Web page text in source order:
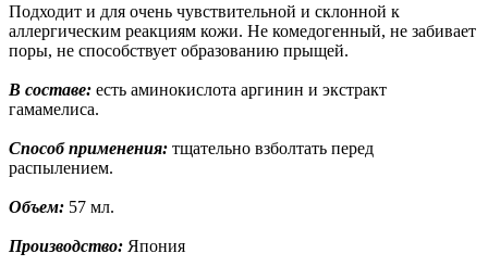
Подходит и для очень чувствительной и склонной к
аллергическим реакциям кожи. Не комедогенный, не забивает
поры, не способствует образованию прыщей.
В составе: есть аминокислота аргинин и экстракт
гамамелиса.
Способ применения: тщательно взболтать перед
распылением.
Объем: 57 мл.
Производство: Япония